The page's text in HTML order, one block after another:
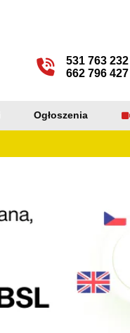
531 763 232
662 796 427
Ogłoszenia